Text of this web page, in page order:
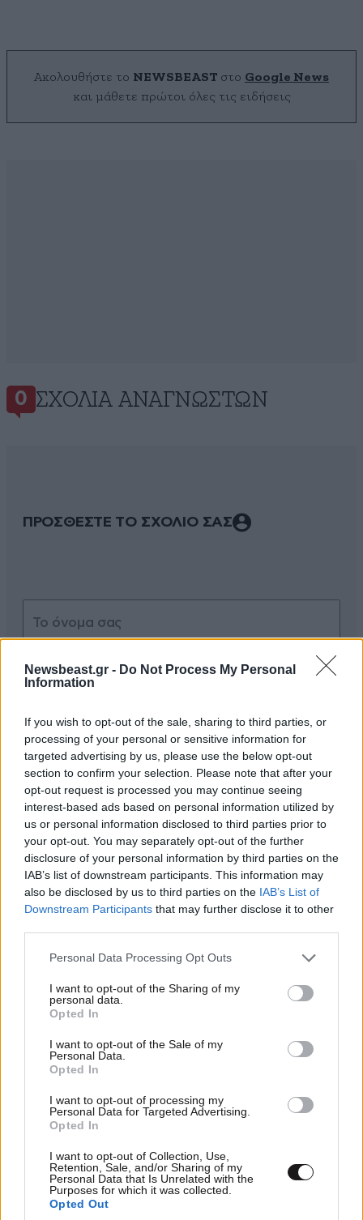
Newsbeast.gr - Do Not Process My Personal
Information
If you wish to opt-out of the sale, sharing to third parties, or
processing of your personal or sensitive information for
targeted advertising by us, please use the below opt-out
section to confirm your selection. Please note that after your
opt-out request is processed you may continue seeing
interest-based ads based on personal information utilized by
us or personal information disclosed to third parties prior to
your opt-out. You may separately opt-out of the further
disclosure of your personal information by third parties on the
IAB’s list of downstream participants. This information may
also be disclosed by us to third parties on the IAB’s List of
Downstream Participants that may further disclose it to other
Please note that this website/app uses one or more Google
not limited to your visit or usage behaviour. You may click to
grant or deny consent to Google and its third-party tags to
use your data for below specified purposes in below Google
consent section.
Personal Data Processing Opt Outs
I want to opt-out of the Sharing of my
personal data.
Opted In
I want to opt-out of the Sale of my
Personal Data.
Opted In
I want to opt-out of processing my
Personal Data for Targeted Advertising.
Opted In
I want to opt-out of Collection, Use,
Retention, Sale, and/or Sharing of my
Personal Data that Is Unrelated with the
Purposes for which it was collected.
Opted Out
Ακολουθήστε το NEWSBEAST στο Google News
και μάθετε πρώτοι όλες τις ειδήσεις
0 ΣΧΌΛΙΑ ΑΝΑΓΝΩΣΤΏΝ
ΠΡΟΣΘΕΣΤΕ ΤΟ ΣΧΟΛΙΟ ΣΑΣ
Xαρακτήρες: 0/1000
Διαβάστε και ακολουθήστε τους κανόνες σχολιασμού
ΠΡΟΣΘΗΚΗ
TRENDING
Ποιοι φορολογούμενοι θα λάβουν email ή
τηλεφώνημα από την ΑΑΔΕ για φορολογικές
εκκρεμότητες